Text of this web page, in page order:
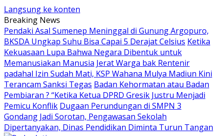
Langsung ke konten
Breaking News
Pendaki Asal Sumenep Meninggal di Gunung Argopuro,
BKSDA Ungkap Suhu Bisa Capai 5 Derajat Celsius Ketika
Kekuasaan Lupa Bahwa Negara Dibentuk untuk
Memanusiakan Manusia Jerat Warga bak Rentenir
padahal Izin Sudah Mati, KSP Wahana Mulya Madiun Kini
Terancam Sanksi Tegas Badan Kehormatan atau Badan
Pembiaran ? “Ketika Ketua DPRD Gresik Justru Menjadi
Pemicu Konflik Dugaan Perundungan di SMPN 3
Gondang Jadi Sorotan, Pengawasan Sekolah
Dipertanyakan, Dinas Pendidikan Diminta Turun Tangan